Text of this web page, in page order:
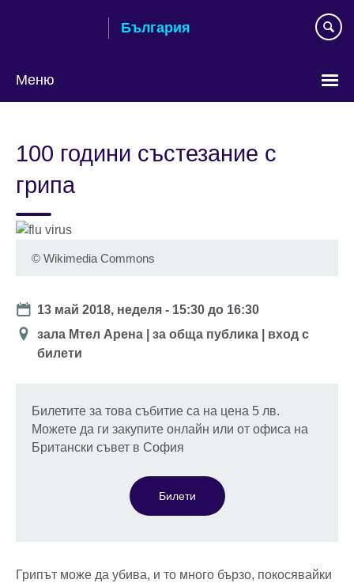
България
Меню
100 години състезание с
грипа
© Wikimedia Commons
Date
13 май 2018, неделя - 15:30 до 16:30
Location
зала Мтел Арена | за обща публика | вход с
билети
Билетите за това събитие са на цена 5 лв.
Можете да ги закупите онлайн или от офиса на
Британски съвет в София
Билети
Грипът може да убива, и то много бързо, покосявайки